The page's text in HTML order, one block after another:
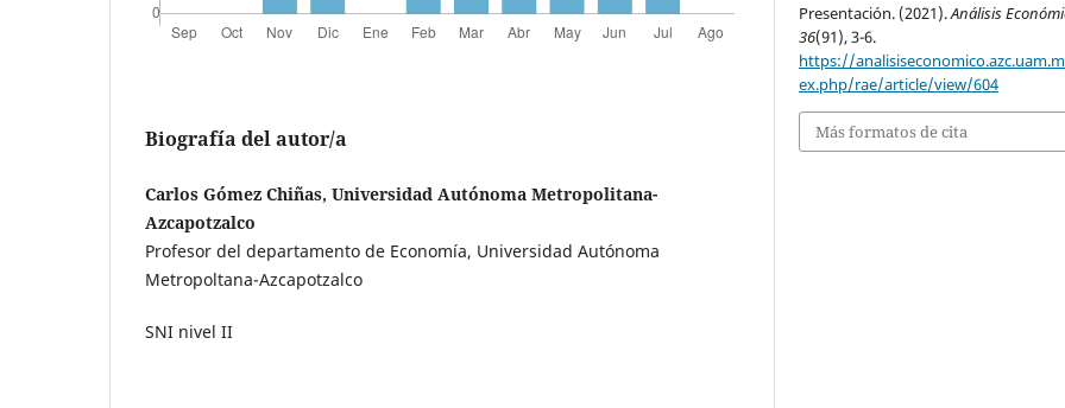
Biografía del autor/a
Carlos Gómez Chiñas, Universidad Autónoma Metropolitana-
Azcapotzalco
Profesor del departamento de Economía, Universidad Autónoma
Metropoltana-Azcapotzalco
SNI nivel II
Presentación. (2021).Análisis
36(91), 3-6.
https://
ex.php/rae/article/view/604
Más formatos de cita